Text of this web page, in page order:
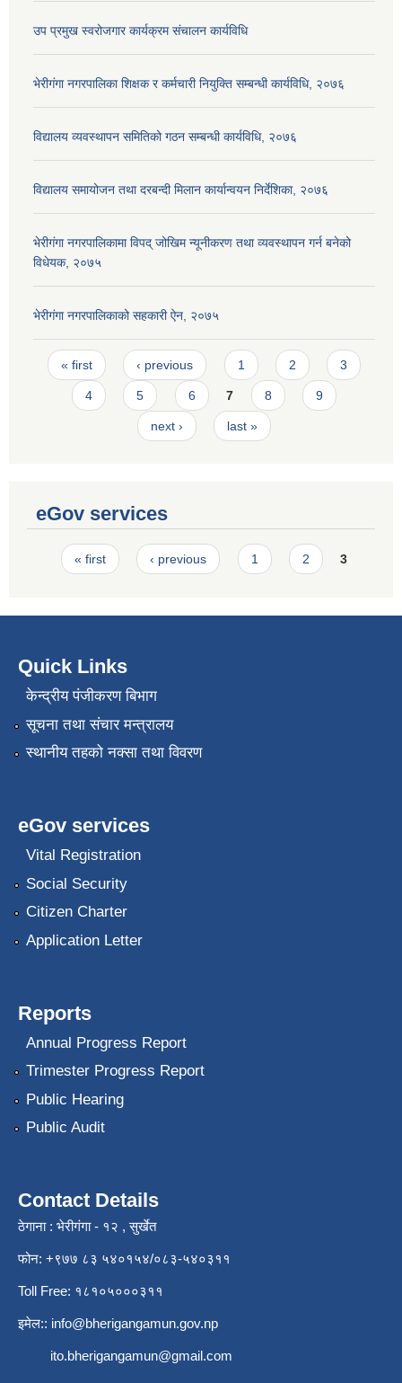
उप प्रमुख स्वरोजगार कार्यक्रम संचालन कार्यविधि
भेरीगंगा नगरपालिका शिक्षक र कर्मचारी नियुक्ति सम्बन्धी कार्यविधि, २०७६
विद्यालय व्यवस्थापन समितिको गठन सम्बन्धी कार्यविधि, २०७६
विद्यालय समायोजन तथा दरबन्दी मिलान कार्यान्वयन निर्देशिका, २०७६
भेरीगंगा नगरपालिकामा विपद् जोखिम न्यूनीकरण तथा व्यवस्थापन गर्न बनेको
विधेयक, २०७५
भेरीगंगा नगरपालिकाको सहकारी ऐन, २०७५
Pages
« first ‹ previous 1 2 3
4 5 6 7 8 9
next › last »
eGov services
Pages
« first ‹ previous 1 2 3
Quick Links
केन्द्रीय पंजीकरण बिभाग
सूचना तथा संचार मन्त्रालय
स्थानीय तहको नक्सा तथा विवरण
eGov services
Vital Registration
Social Security
Citizen Charter
Application Letter
Reports
Annual Progress Report
Trimester Progress Report
Public Hearing
Public Audit
Contact Details
ठेगाना : भेरीगंगा - १२ , सुर्खेत
फोन: +९७७ ८३ ५४०१५४/०८३-५४०३११
Toll Free: १८१०५०००३११
इमेल:: info@bherigangamun.gov.np
ito.bherigangamun@gmail.com